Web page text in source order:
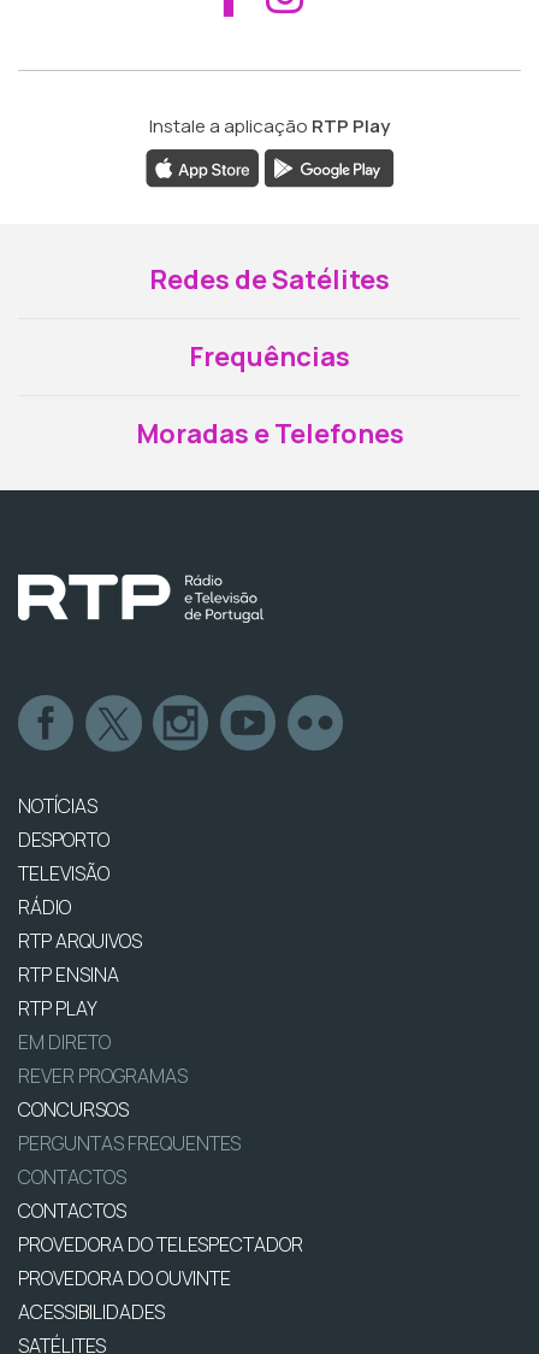
Instale a aplicação RTP Play
Redes de Satélites
Frequências
Moradas e Telefones
NOTÍCIAS
DESPORTO
TELEVISÃO
RÁDIO
RTP ARQUIVOS
RTP ENSINA
RTP PLAY
EM DIRETO
REVER PROGRAMAS
CONCURSOS
PERGUNTAS FREQUENTES
CONTACTOS
CONTACTOS
PROVEDORA DO TELESPECTADOR
PROVEDORA DO OUVINTE
ACESSIBILIDADES
SATÉLITES